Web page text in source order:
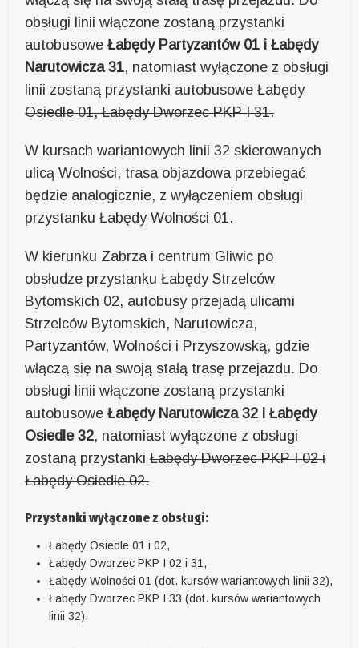
obsługi linii włączone zostaną przystanki
autobusoweŁabędy Partyzantów 01 i Łabędy
Narutowicza 31, natomiast wyłączone z obsługi
linii zostaną przystanki autobusoweŁabędy
Osiedle 01, Łabędy Dworzec PKP I 31.
W kursach wariantowych linii 32 skierowanych
ulicą Wolności, trasa objazdowa przebiegać
będzie analogicznie, z wyłączeniem obsługi
przystankuŁabędy Wolności 01.
W kierunku Zabrza i centrum Gliwic po
obsłudze przystanku Łabędy Strzelców
Bytomskich 02, autobusy przejadą ulicami
Strzelców Bytomskich, Narutowicza,
Partyzantów, Wolności i Przyszowską, gdzie
włączą się na swoją stałą trasę przejazdu. Do
obsługi linii włączone zostaną przystanki
autobusoweŁabędy Narutowicza 32 i Łabędy
Osiedle 32, natomiast wyłączone z obsługi
zostaną przystankiŁabędy Dworzec PKP I 02 i
Łabędy Osiedle 02.
Przystanki wyłączone z obsługi:
Łabędy Osiedle 01 i 02,
Łabędy Dworzec PKP I 02 i 31,
Łabędy Wolności 01 (dot. kursów wariantowych linii 32),
Łabędy Dworzec PKP I 33 (dot. kursów wariantowych
linii 32).